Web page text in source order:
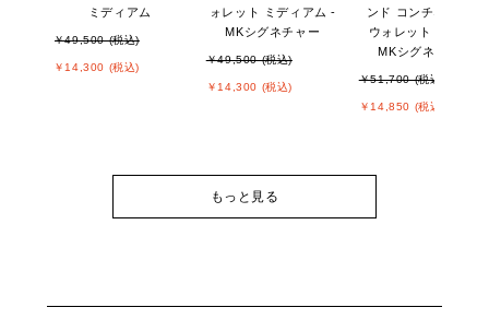
ミディアム
￥49,500 (税込)
￥14,300 (税込)
ォレット ミディアム -
MKシグネチャー
￥49,500 (税込)
￥14,300 (税込)
ンド コンチネンタル
ウォレット ラージ -
MKシグネチャー
￥51,700 (税込)
￥14,850 (税込)
もっと見る